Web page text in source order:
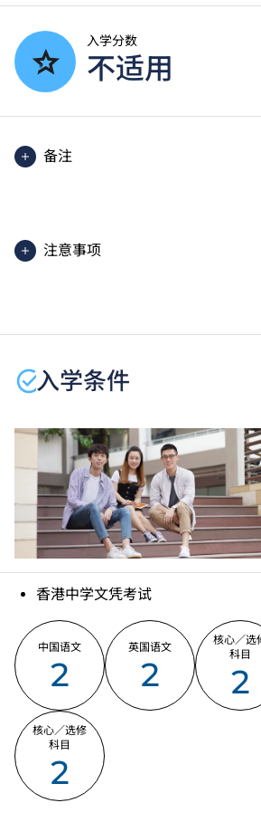
入学分数
不适用
备注
注意事项
学生或须于其他VTC院校上课。
分校／上课地点。
入学条件
香港中学文凭考试
中国语文
2
英国语文
2
核心／选
科目
2
核心／选修
科目
2